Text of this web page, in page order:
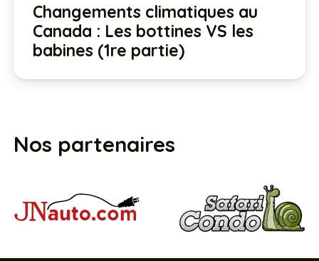
Changements climatiques au
Canada : Les bottines VS les
babines (1re partie)
Nos partenaires